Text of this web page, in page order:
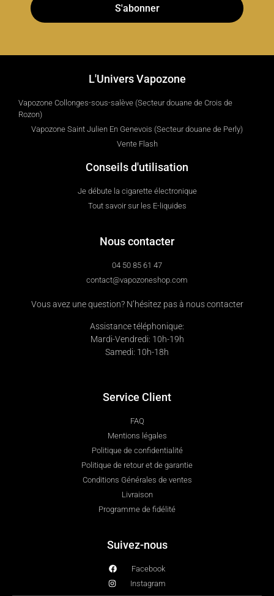
S'abonner
L'Univers Vapozone
Vapozone Collonges-sous-salève (Secteur douane de Crois de
Rozon)
Vapozone Saint Julien En Genevois (Secteur douane de Perly)
Vente Flash
Conseils d'utilisation
Je débute la cigarette électronique
Tout savoir sur les E-liquides
Nous contacter
04 50 85 61 47
contact@vapozoneshop.com
Vous avez une question? N’hésitez pas à nous contacter
Assistance téléphonique:
Mardi-Vendredi: 10h-19h
Samedi: 10h-18h
Service Client
FAQ
Mentions légales
Politique de confidentialité
Politique de retour et de garantie
Conditions Générales de ventes
Livraison
Programme de fidélité
Suivez-nous
Facebook
Instagram